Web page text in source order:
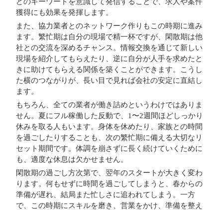
獲得にも効果を発揮します。
また、協力業者とのネットワーク作りもこの時期に進み
ます。繁忙期は自分の現場で精一杯ですが、閑散期は他
社との交流を深めるチャンス。情報交換を通じて新しい
現場を紹介してもらえたり、逆に自分が人手を求めたと
きに助けてもらえる関係を築くことができます。こうし
た横のつながりが、長い目で見れば会社の安定に直結し
ます。
もちろん、全ての業者が働き詰めというわけではありま
せん。夏にフル稼働した反動で、1〜2週間ほどしっかり
休みを取る人もいます。身体を休めたり、家族との時間
を過ごしたりすることも、次の繁忙期に備える大切なリ
セット期間です。体調を崩さずに長く続けていくために
も、適度な休息は欠かせません。
閑散期の過ごし方次第で、翌年のスタートが大きく変わ
ります。何もせずに時間を過ごしてしまうと、春からの
準備が遅れ、結局また忙しさに追われてしまう。一方
で、この時期にスキルを磨き、営業をかけ、準備を整え